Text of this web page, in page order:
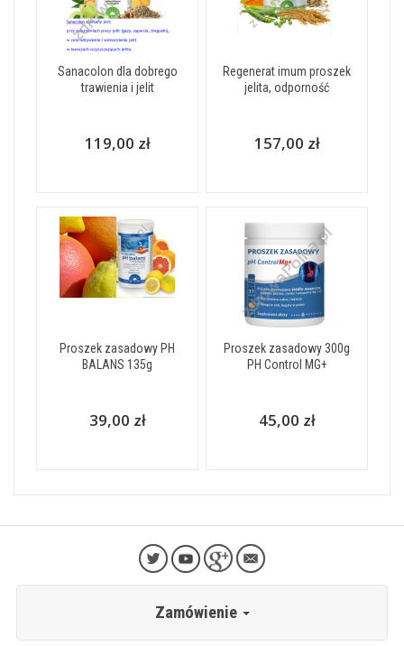
Sanacolon dla dobrego
trawienia i jelit
119,00 zł
Regenerat imum proszek
jelita, odporność
157,00 zł
Proszek zasadowy PH
BALANS 135g
39,00 zł
Proszek zasadowy 300g
PH Control MG+
45,00 zł
Zamówienie